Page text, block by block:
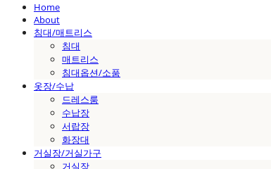
Home
About
침대/매트리스
침대
매트리스
침대옵션/소품
옷장/수납
드레스룸
수납장
서랍장
화장대
거실장/거실가구
거실장